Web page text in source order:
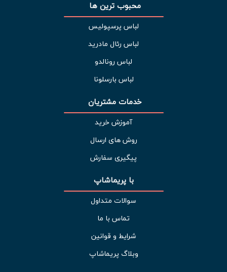
محبوب ترین ها
لباس پرسپولیس
لباس رئال مادرید
لباس رونالدو
لباس بارسلونا
خدمات مشتریان
آموزش خرید
روش های ارسال
پیگیری سفارش
با پریماشاپ
سوالات متداول
تماس با ما
شرایط و قوانین
وبلاگ پریماشاپ